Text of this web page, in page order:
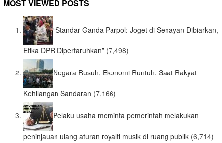
MOST VIEWED POSTS
“Standar Ganda Parpol: Joget di Senayan Dibiarkan,
Etika DPR Dipertaruhkan” (7,498)
Negara Rusuh, Ekonomi Runtuh: Saat Rakyat
Kehilangan Sandaran (7,166)
Pelaku usaha meminta pemerintah melakukan
peninjauan ulang aturan royalti musik di ruang publik (6,714)